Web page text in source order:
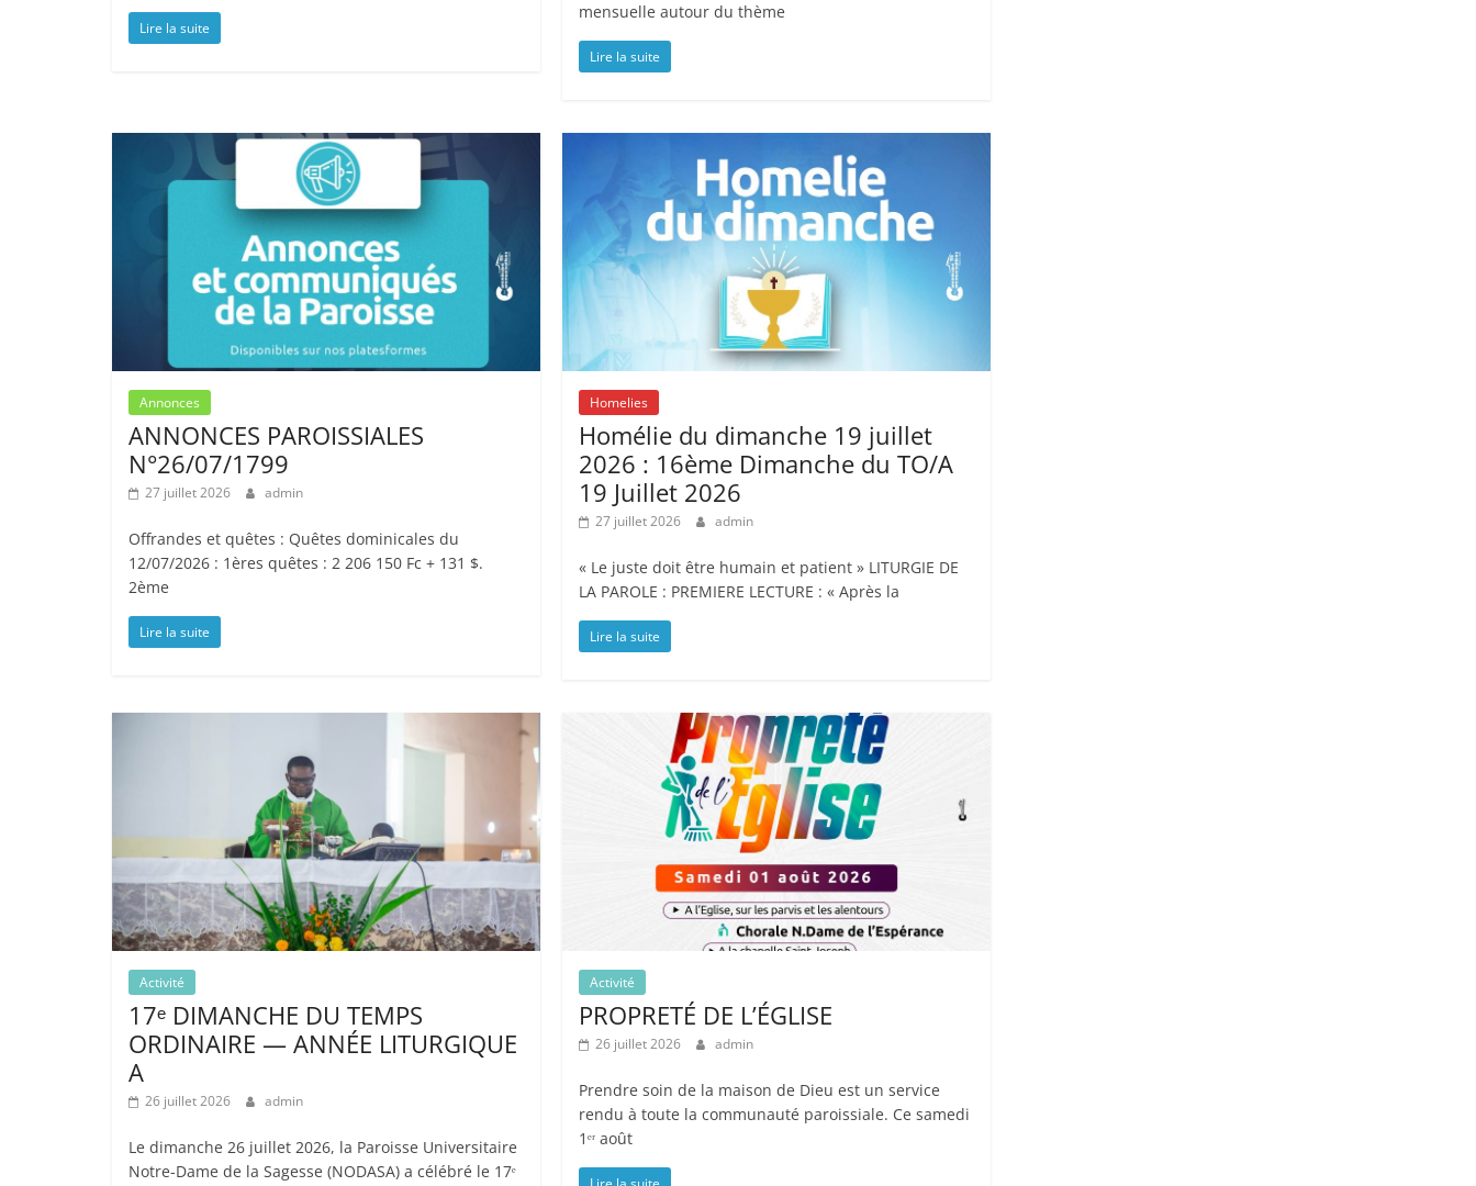
Lire la suite
mensuelle autour du thème
Lire la suite
Annonces
ANNONCES PAROISSIALES
N°26/07/1799
27 juillet 2026 admin
Offrandes et quêtes : Quêtes dominicales du
12/07/2026 : 1ères quêtes : 2 206 150 Fc + 131 $.
2ème
Lire la suite
Homelies
Homélie du dimanche 19 juillet
2026 : 16ème Dimanche du TO/A
19 Juillet 2026
27 juillet 2026 admin
« Le juste doit être humain et patient » LITURGIE DE
LA PAROLE : PREMIERE LECTURE : « Après la
Lire la suite
Activité
17ᵉ DIMANCHE DU TEMPS
ORDINAIRE — ANNÉE LITURGIQUE
A
26 juillet 2026 admin
Le dimanche 26 juillet 2026, la Paroisse Universitaire
Notre-Dame de la Sagesse (NODASA) a célébré le 17ᵉ
Activité
PROPRETÉ DE L’ÉGLISE
26 juillet 2026 admin
Prendre soin de la maison de Dieu est un service
rendu à toute la communauté paroissiale. Ce samedi
1ᵉʳ août